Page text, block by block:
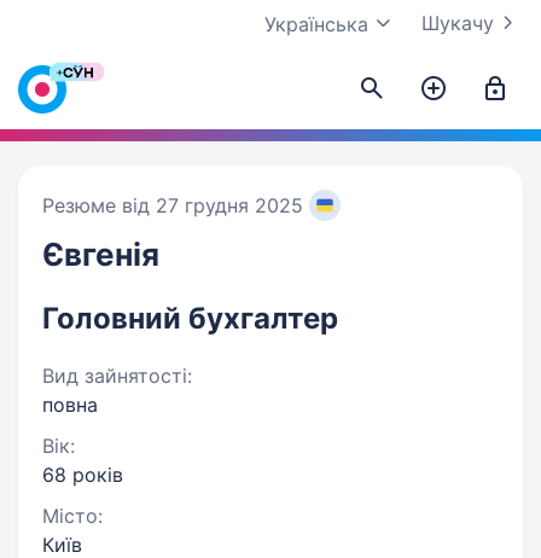
Шукачу
Українська
Резюме від 27 грудня 2025
Євгенія
Головний бухгалтер
Вид зайнятості:
повна
Вік:
68 років
Місто:
Київ